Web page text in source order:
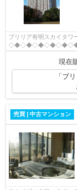
ブリリア有明スカイタワ
平成 ２２年 １２月築 総戸数
「有明テニスの森」駅 ...
現在
「ブ
売買 | 中古マンション